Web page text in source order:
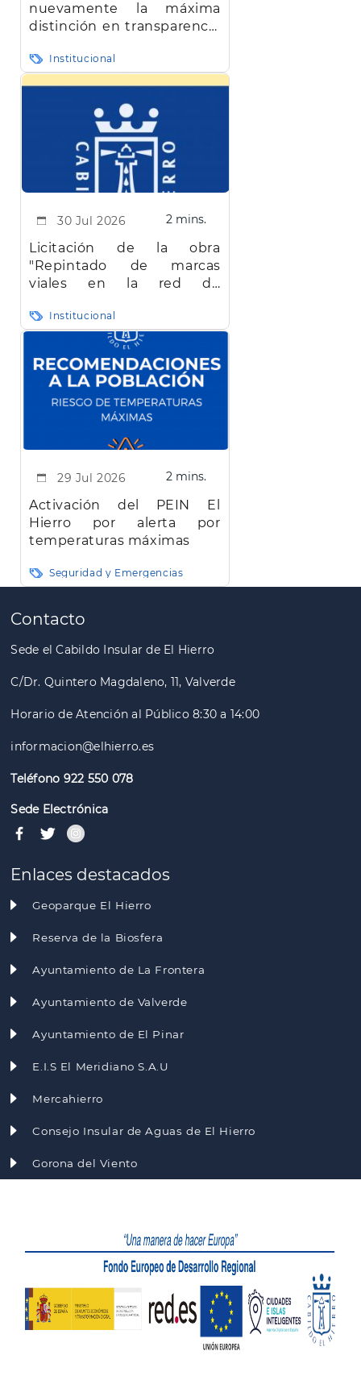
nuevamente la máxima
distinción en transparencia
Institucional
30 Jul 2026 2 mins.
Licitación de la obra
"Repintado de marcas
viales en la red de
Hierro"
Institucional
29 Jul 2026 2 mins.
Activación del PEIN El
Hierro por alerta por
temperaturas máximas
Seguridad y Emergencias
Paginación
Contacto
Sede el Cabildo Insular de El Hierro
C/Dr. Quintero Magdaleno, 11, Valverde
Horario de Atención al Público 8:30 a 14:00
informacion@elhierro.es
Teléfono 922 550 078
Sede Electrónica
Enlaces destacados
Geoparque El Hierro
Reserva de la Biosfera
Ayuntamiento de La Frontera
Ayuntamiento de Valverde
Ayuntamiento de El Pinar
E.I.S El Meridiano S.A.U
Mercahierro
Consejo Insular de Aguas de El Hierro
Gorona del Viento